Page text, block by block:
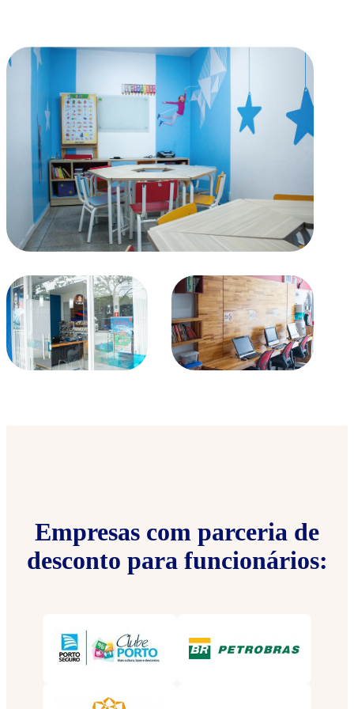
Empresas com parceria de
desconto para funcionários: